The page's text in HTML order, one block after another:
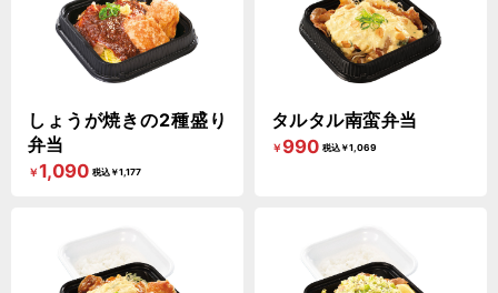
しょうが焼きの2種盛り
弁当
￥1,090 税込￥1,177
タルタル南蛮弁当
￥ 990 税込￥1,069